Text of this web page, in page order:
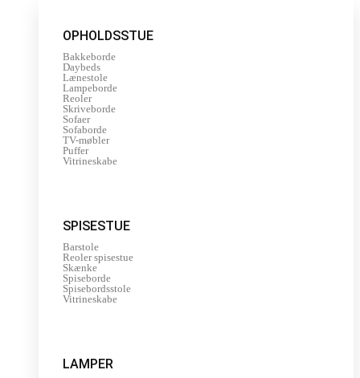
OPHOLDSSTUE
Bakkeborde
Daybeds
Lænestole
Lampeborde
Reoler
Skriveborde
Sofaer
Sofaborde
TV-møbler
Puffer
Vitrineskabe
SPISESTUE
Barstole
Reoler spisestue
Skænke
Spiseborde
Spisebordsstole
Vitrineskabe
LAMPER